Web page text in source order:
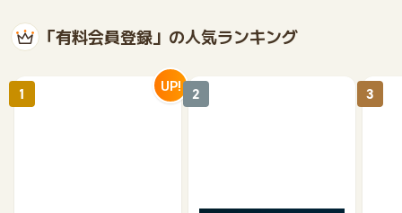
「有料会員登録」の人気ランキング
1 UP! 2 3